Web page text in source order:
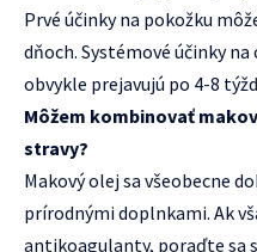
Prvé účinky na pokožku
dňoch. Systémové účinky
obvykle prejavujú po 4-8
Môžem kombinovať
stravy?
Makový olej sa všeobecne
prírodnými doplnkami. Ak
antikoagulanty, poraďte sa